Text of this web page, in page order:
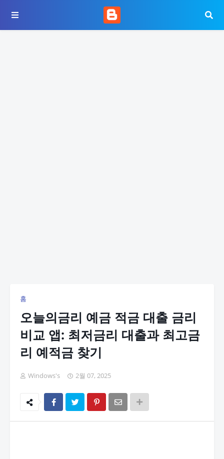
홈
오늘의금리 예금 적금 대출 금리
비교 앱: 최저금리 대출과 최고금
리 예적금 찾기
Windows's 2월 07, 2025